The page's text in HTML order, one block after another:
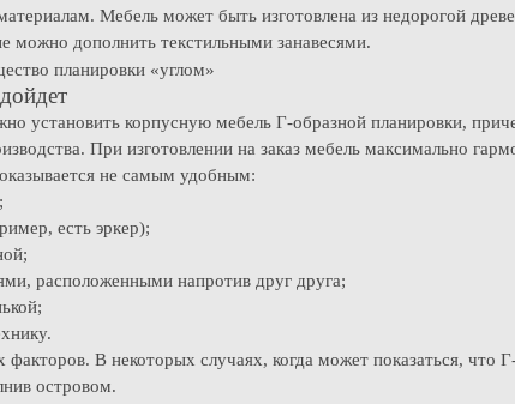
Мебель может быть изготовлена из недорогой
можно дополнить текстильными занавесями.
установить корпусную мебель Г-образной планировки,
При изготовлении на заказ мебель максимально
не самым удобным:
есть эркер);
расположенными напротив друг друга;
В некоторых случаях, когда может показаться, что
островом.